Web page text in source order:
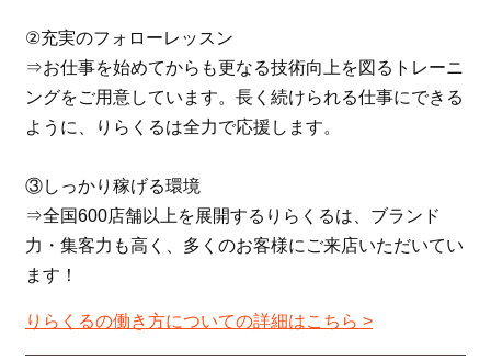
②充実のフォローレッスン
⇒お仕事を始めてからも更なる技術向上を図るトレーニ
ングをご用意しています。長く続けられる仕事にできる
ように、りらくるは全力で応援します。
③しっかり稼げる環境
⇒全国600店舗以上を展開するりらくるは、ブランド
力・集客力も高く、多くのお客様にご来店いただいてい
ます！
りらくるの働き方についての詳細はこちら >